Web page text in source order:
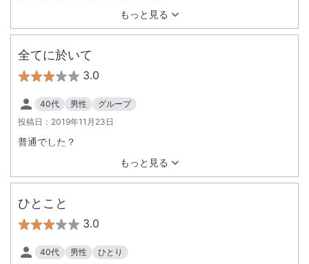
もっと見る
全てに於いて
3.0
40代 男性
グループ
投稿日： 2019年11月23日
もっと見る
普通でした？
ひとこと
3.0
40代 男性
ひとり